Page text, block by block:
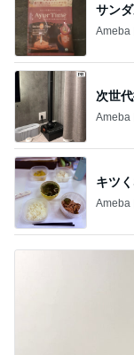
サン
Ameba
次世
Ameba
キツ
Ameba